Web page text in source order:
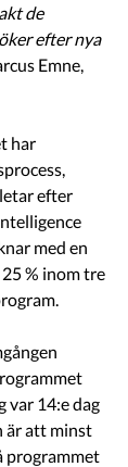
de
efter nya
Emne,
har
efter
med en
% inom tre
var 14:e dag
är att minst
programmet